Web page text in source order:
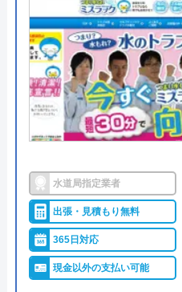
水道局指定業者
出張・見積もり無料
365日対応
現金以外の支払い可能